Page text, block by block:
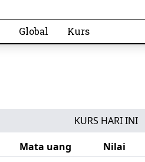
Global Kurs
KURS HARI INI
Mata uang
Nilai